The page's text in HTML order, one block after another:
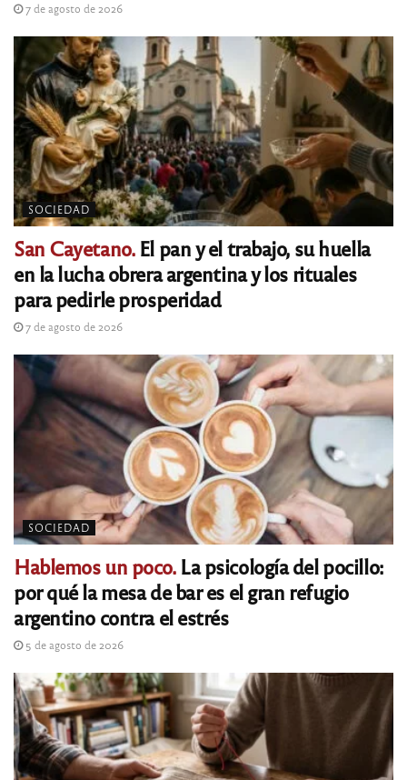
7 de agosto de 2026
SOCIEDAD
San Cayetano.El pan y el trabajo, su huella
en la lucha obrera argentina y los rituales
para pedirle prosperidad
7 de agosto de 2026
SOCIEDAD
Hablemos un poco.La psicología del pocillo:
por qué la mesa de bar es el gran refugio
argentino contra el estrés
5 de agosto de 2026